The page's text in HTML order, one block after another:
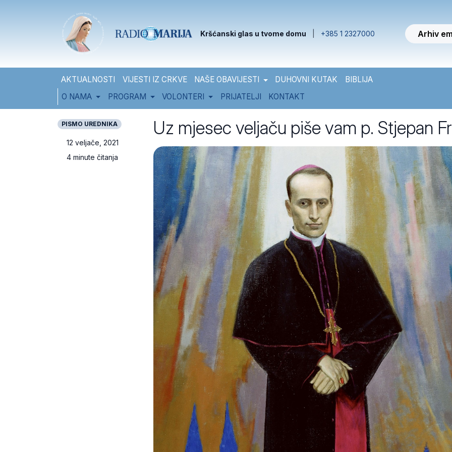
Kršćanski glas u tvome domu +385 1 2327000 Arhiv
AKTUALNOSTI VIJESTI IZ CRKVE NAŠE OBAVIJESTI DUHOVNI KUTAK
BIBLIJA
O NAMA
PROGRAM VOLONTERI PRIJATELJI KONTAKT
PISMO UREDNIKA
12 veljače, 2021
4 minute čitanja
Uz mjesec veljaču piše vam p. Stjepan